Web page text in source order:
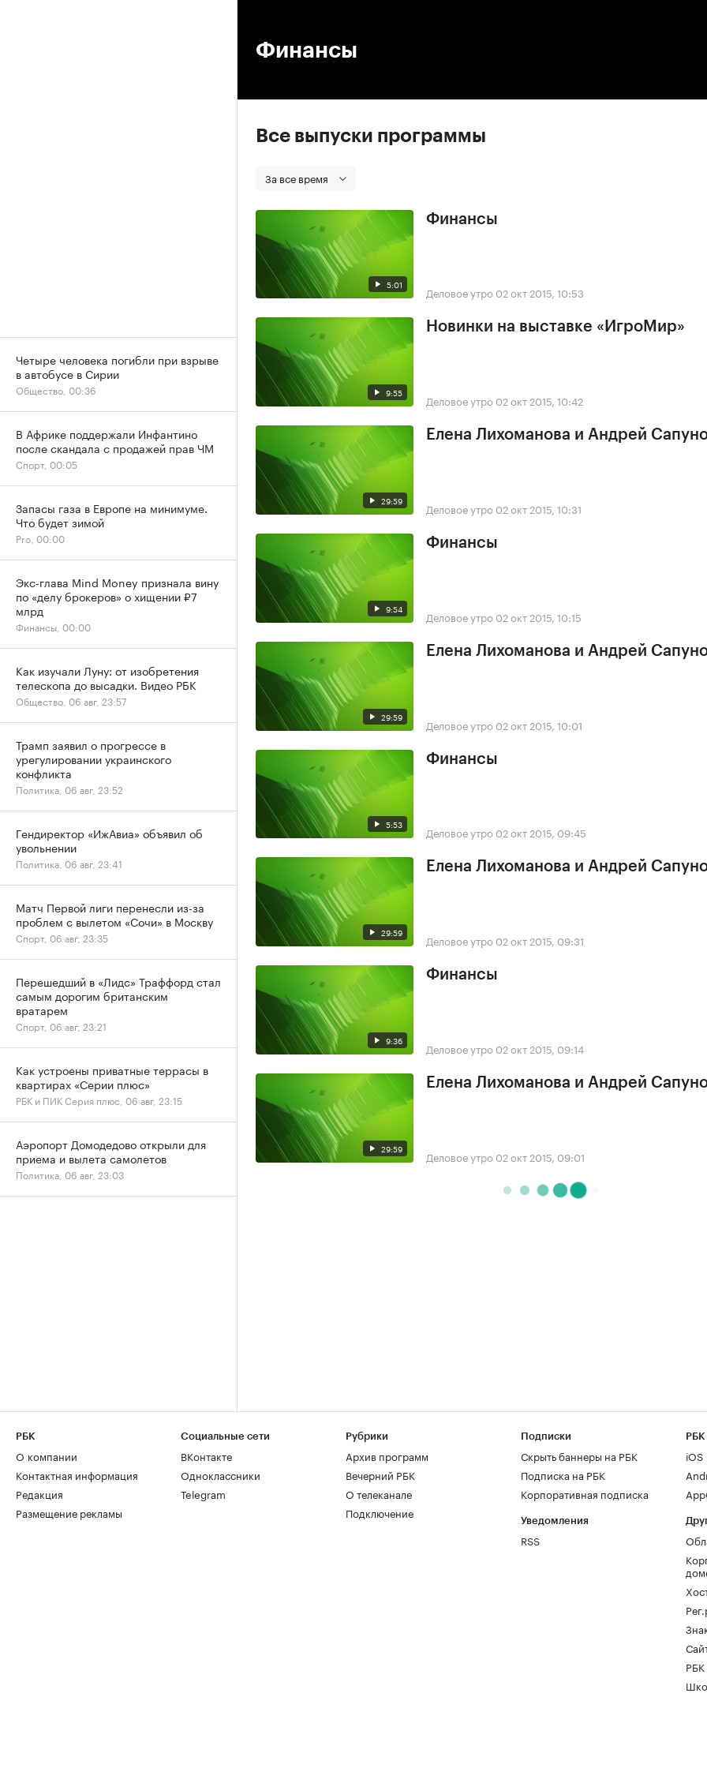
Финансы
Все выпуски программы
За все время
5:01
Финансы
Деловое утро 02 окт 2015, 10:53
9:55
Новинки на выставке «ИгроМир»
Деловое утро 02 окт 2015, 10:42
29:59
Елена Лихоманова и Андрей
Деловое утро 02 окт 2015, 10:31
9:54
Финансы
Деловое утро 02 окт 2015, 10:15
29:59
Елена Лихоманова и Андрей
Деловое утро 02 окт 2015, 10:01
5:53
Финансы
Деловое утро 02 окт 2015, 09:45
29:59
Елена Лихоманова и Андрей
Деловое утро 02 окт 2015, 09:31
9:36
Финансы
Деловое утро 02 окт 2015, 09:14
29:59
Елена Лихоманова и Андрей
Деловое утро 02 окт 2015, 09:01
Четыре человека погибли при взрыве
в автобусе в Сирии
Общество, 00:36
В Африке поддержали Инфантино
после скандала с продажей прав ЧМ
Спорт, 00:05
Запасы газа в Европе на минимуме.
Что будет зимой
Pro, 00:00
Экс-глава Mind Money признала вину
по «делу брокеров» о хищении ₽7
млрд
Финансы, 00:00
Как изучали Луну: от изобретения
телескопа до высадки. Видео РБК
Общество, 06 авг, 23:57
Трамп заявил о прогрессе в
урегулировании украинского
конфликта
Политика, 06 авг, 23:52
Гендиректор «ИжАвиа» объявил об
увольнении
Политика, 06 авг, 23:41
Матч Первой лиги перенесли из-за
проблем с вылетом «Сочи» в Москву
Спорт, 06 авг, 23:35
Перешедший в «Лидс» Траффорд стал
самым дорогим британским
вратарем
Спорт, 06 авг, 23:21
Как устроены приватные террасы в
квартирах «Серии плюс»
РБК и ПИК Серия плюс, 06 авг, 23:15
Аэропорт Домодедово открыли для
приема и вылета самолетов
Политика, 06 авг, 23:03
РБК
О компании
Контактная информация
Редакция
Размещение рекламы
Социальные сети
ВКонтакте
Одноклассники
Telegram
Рубрики
Архив программ
Вечерний РБК
О телеканале
Подключение
Подписки
Скрыть баннеры на РБК
Подписка на РБК
Корпоративная подписка
Уведомления
RSS
РБК
iOS